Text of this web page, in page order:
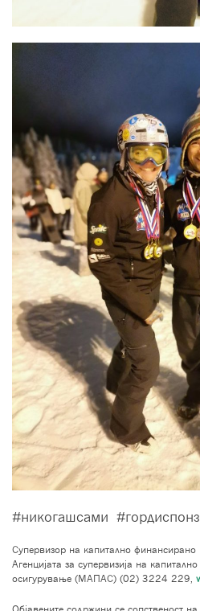
#никогашсами
Супервизор на капитално финансирано
Агенцијата за супервизија на
осигурување (МАПАС) (02) 3224 229,